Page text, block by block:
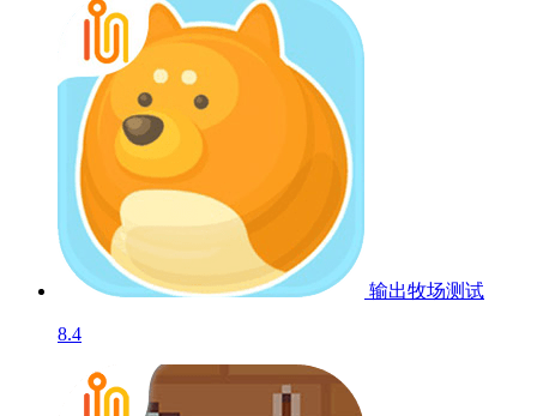
输出牧场测试
8.4